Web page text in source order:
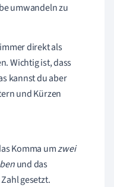
umwandeln zu
direkt als
Wichtig ist, dass
kannst du aber
und Kürzen
Komma umzwei
und das
gesetzt.